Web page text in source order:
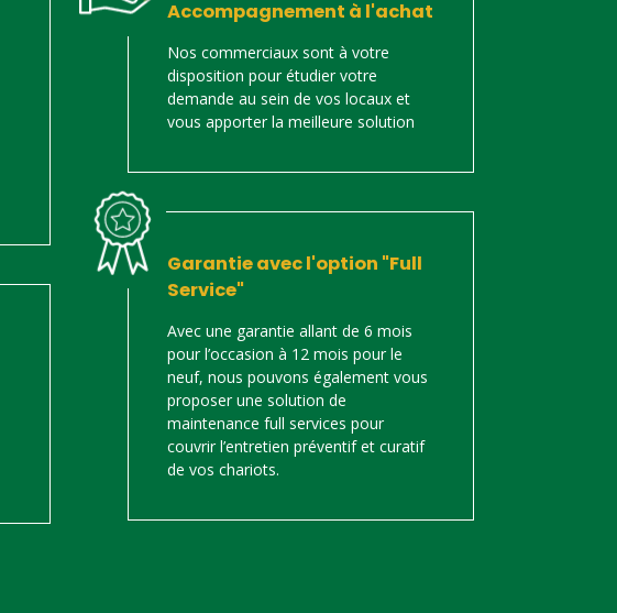
Accompagnement à l'achat
Nos commerciaux sont à votre
disposition pour étudier votre
demande au sein de vos locaux et
vous apporter la meilleure solution
Garantie avec l'option "Full
Service"
Avec une garantie allant de 6 mois
pour l’occasion à 12 mois pour le
neuf, nous pouvons également vous
proposer une solution de
maintenance full services pour
couvrir l’entretien préventif et curatif
de vos chariots.